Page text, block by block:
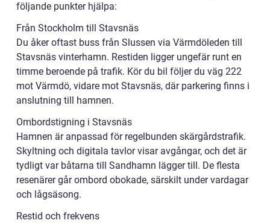
följande punkter hjälpa:
Från Stockholm till Stavsnäs
Du åker oftast buss från Slussen via Värmdöleden till
Stavsnäs vinterhamn. Restiden ligger ungefär runt en
timme beroende på trafik. Kör du bil följer du väg 222
mot Värmdö, vidare mot Stavsnäs, där parkering finns i
anslutning till hamnen.
Ombordstigning i Stavsnäs
Hamnen är anpassad för regelbunden skärgårdstrafik.
Skyltning och digitala tavlor visar avgångar, och det är
tydligt var båtarna till Sandhamn lägger till. De flesta
resenärer går ombord obokade, särskilt under vardagar
och lågsäsong.
Restid och frekvens